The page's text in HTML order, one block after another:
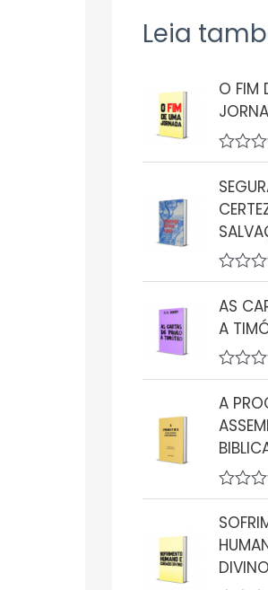
Leia
O FIM
A
v
a
l
i
a
ç
ã
o
0
d
e
5
A
v
a
l
a
o
0
d
e
5
AS
A
A
v
a
l
i
a
ç
ã
o
0
d
e
5
A
A
v
a
l
i
a
DIVINO